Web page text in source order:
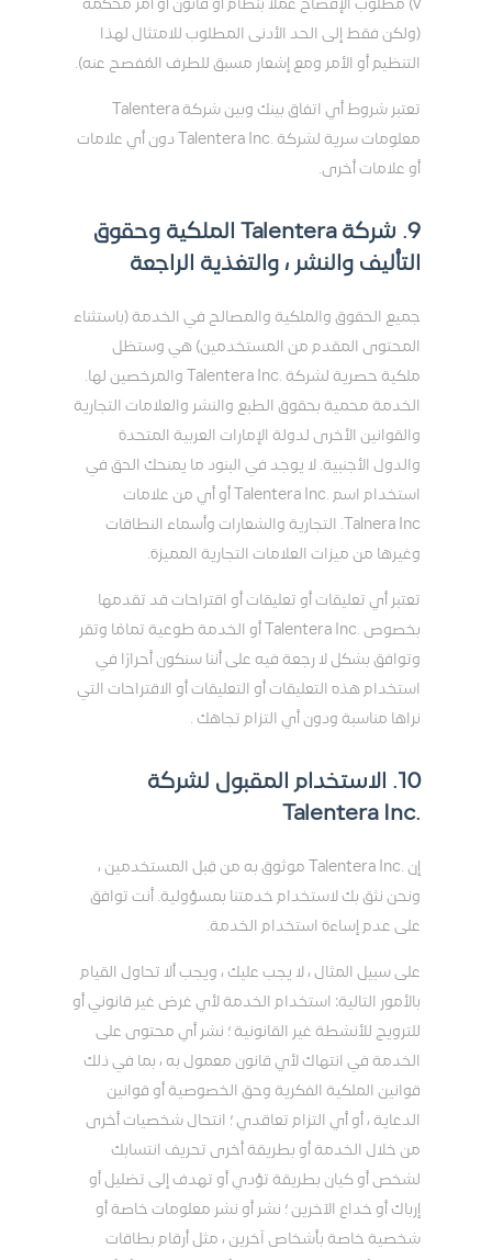
v) مطلوب الإفصاح عملاً بنظام أو قانون أو أمر محكمة
(ولكن فقط إلى الحد الأدنى المطلوب للامتثال لهذا
التنظيم أو الأمر ومع إشعار مسبق للطرف المُفصح عنه).
تعتبر شروط أي اتفاق بينك وبين شركة Talentera
معلومات سرية لشركة .Talentera Inc دون أي علامات
أو علامات أخرى.
9. شركة Talentera الملكية وحقوق
التأليف والنشر ، والتغذية الراجعة
جميع الحقوق والملكية والمصالح في الخدمة (باستثناء
المحتوى المقدم من المستخدمين) هي وستظل
ملكية حصرية لشركة .Talentera Inc والمرخصين لها.
الخدمة محمية بحقوق الطبع والنشر والعلامات التجارية
والقوانين الأخرى لدولة الإمارات العربية المتحدة
والدول الأجنبية. لا يوجد في البنود ما يمنحك الحق في
استخدام اسم .Talentera Inc أو أي من علامات
Talnera Inc. التجارية والشعارات وأسماء النطاقات
وغيرها من ميزات العلامات التجارية المميزة.
تعتبر أي تعليقات أو تعليقات أو اقتراحات قد تقدمها
بخصوص .Talentera Inc أو الخدمة طوعية تمامًا وتقر
وتوافق بشكل لا رجعة فيه على أننا سنكون أحرارًا في
استخدام هذه التعليقات أو التعليقات أو الاقتراحات التي
نراها مناسبة ودون أي التزام تجاهك .
10. الاستخدام المقبول لشركة
.Talentera Inc
إن .Talentera Inc موثوق به من قِبل المستخدمين ،
ونحن نثق بك لاستخدام خدمتنا بمسؤولية. أنت توافق
على عدم إساءة استخدام الخدمة.
على سبيل المثال ، لا يجب عليك ، ويجب ألا تحاول القيام
بالأمور التالية: استخدام الخدمة لأي غرض غير قانوني أو
للترويج للأنشطة غير القانونية ؛ نشر أي محتوى على
الخدمة في انتهاك لأي قانون معمول به ، بما في ذلك
قوانين الملكية الفكرية وحق الخصوصية أو قوانين
الدعاية ، أو أي التزام تعاقدي ؛ انتحال شخصيات أخرى
من خلال الخدمة أو بطريقة أخرى تحريف انتسابك
لشخص أو كيان بطريقة تؤدي أو تهدف إلى تضليل أو
إرباك أو خداع الآخرين ؛ نشر أو نشر معلومات خاصة أو
شخصية خاصة بأشخاص آخرين ، مثل أرقام بطاقات